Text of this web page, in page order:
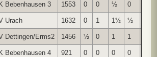
Bebenhausen 3 1553 0 0 ½ 0
Urach 1632 0 1 1½ ½
Dettingen/Erms2 1456 ½ 0 1 1
Bebenhausen 4 921 0 0 0 0